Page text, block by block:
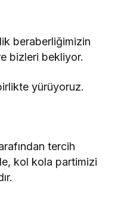
beraberliğimizin
bizleri bekliyor.
yürüyoruz.
tercih
kol kola partimizi